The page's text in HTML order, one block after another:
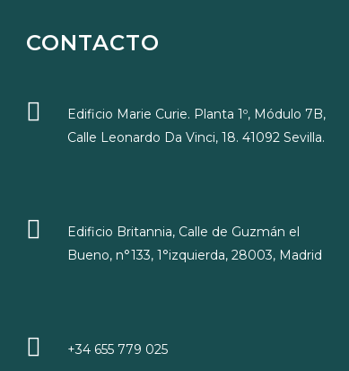
CONTACTO
Edificio Marie Curie. Planta 1º, Módulo 7B,
Calle Leonardo Da Vinci, 18. 41092 Sevilla.
Edificio Britannia, Calle de Guzmán el
Bueno, n°133, 1°izquierda, 28003, Madrid
+34 655 779 025